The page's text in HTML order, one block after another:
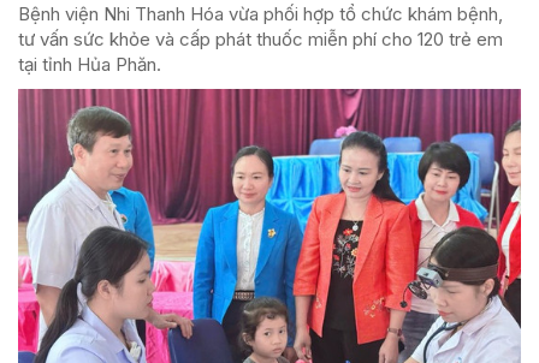
Bệnh viện Nhi Thanh Hóa vừa phối hợp tổ chức khám bệnh,
tư vấn sức khỏe và cấp phát thuốc miễn phí cho 120 trẻ em
tại tỉnh Hủa Phăn.